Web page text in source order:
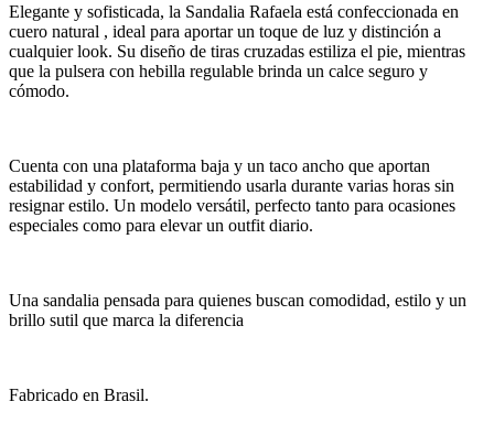
Elegante y sofisticada, la Sandalia Rafaela está confeccionada en
cuero natural , ideal para aportar un toque de luz y distinción a
cualquier look. Su diseño de tiras cruzadas estiliza el pie, mientras
que la pulsera con hebilla regulable brinda un calce seguro y
cómodo.
Cuenta con una plataforma baja y un taco ancho que aportan
estabilidad y confort, permitiendo usarla durante varias horas sin
resignar estilo. Un modelo versátil, perfecto tanto para ocasiones
especiales como para elevar un outfit diario.
Una sandalia pensada para quienes buscan comodidad, estilo y un
brillo sutil que marca la diferencia
Fabricado en Brasil.